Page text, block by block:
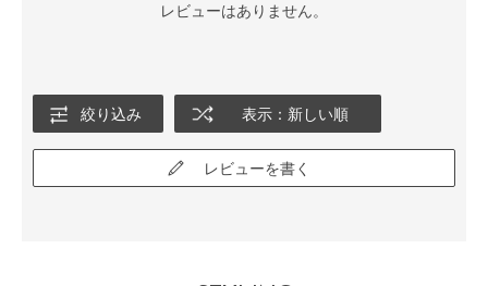
レビューはありません。
絞り込み 表示：新しい順
レビューを書く